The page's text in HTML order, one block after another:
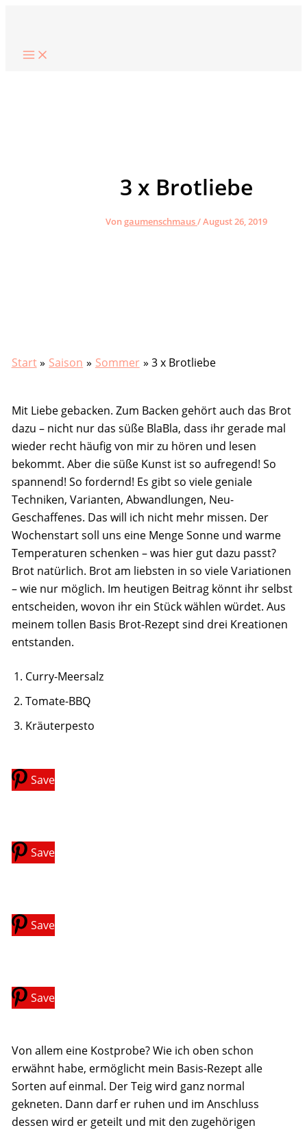
springen
3 x Brotliebe
Vongaumenschmaus/August 26, 2019
Start Saison Sommer 3 x Brotliebe
Mit Liebe gebacken. Zum Backen gehört auch das Brot
dazu – nicht nur das süße BlaBla, dass ihr gerade mal
wieder recht häufig von mir zu hören und lesen
bekommt. Aber die süße Kunst ist so aufregend! So
spannend! So fordernd! Es gibt so viele geniale
Techniken, Varianten, Abwandlungen, Neu-
Geschaffenes. Das will ich nicht mehr missen. Der
Wochenstart soll uns eine Menge Sonne und warme
Temperaturen schenken – was hier gut dazu passt?
Brot natürlich. Brot am liebsten in so viele Variationen
– wie nur möglich. Im heutigen Beitrag könnt ihr selbst
entscheiden, wovon ihr ein Stück wählen würdet. Aus
meinem tollen Basis Brot-Rezept sind drei Kreationen
entstanden.
Curry-Meersalz
Tomate-BBQ
Kräuterpesto
Save
Save
Save
Save
Von allem eine Kostprobe? Wie ich oben schon
erwähnt habe, ermöglicht mein Basis-Rezept alle
Sorten auf einmal. Der Teig wird ganz normal
gekneten. Dann darf er ruhen und im Anschluss
dessen wird er geteilt und mit den zugehörigen